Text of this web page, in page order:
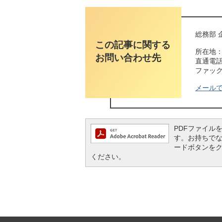
この記事に関する
お問い合わせ先
総務部
所在地
直通電
ファッ
メール
PDFファイル
す。お持ちで
ードボタンを
ください。